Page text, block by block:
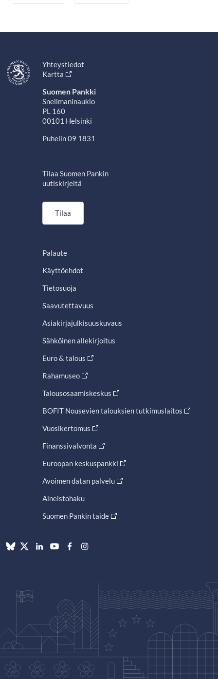
Yhteystiedot
Kartta
Suomen Pankki
Snellmaninaukio
PL 160
00101 Helsinki
Puhelin 09 1831
Tilaa Suomen Pankin
uutiskirjeitä
Tilaa
Palaute
Käyttöehdot
Tietosuoja
Saavutettavuus
Asiakirjajulkisuuskuvaus
Sähköinen allekirjoitus
Euro & talous
Rahamuseo
Talousosaamiskeskus
BOFIT Nousevien talouksien tutkimuslaitos
Vuosikertomus
Finanssivalvonta
Euroopan keskuspankki
Avoimen datan palvelu
Aineistohaku
Suomen Pankin taide